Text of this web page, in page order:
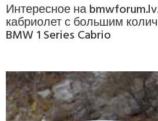
Интересное на
кабриолет с большим
BMW 1 Series Cabrio